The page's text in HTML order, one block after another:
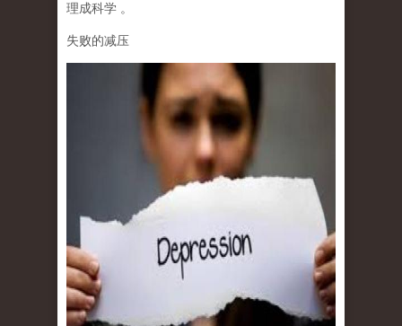
理成科学 。
失败的减压